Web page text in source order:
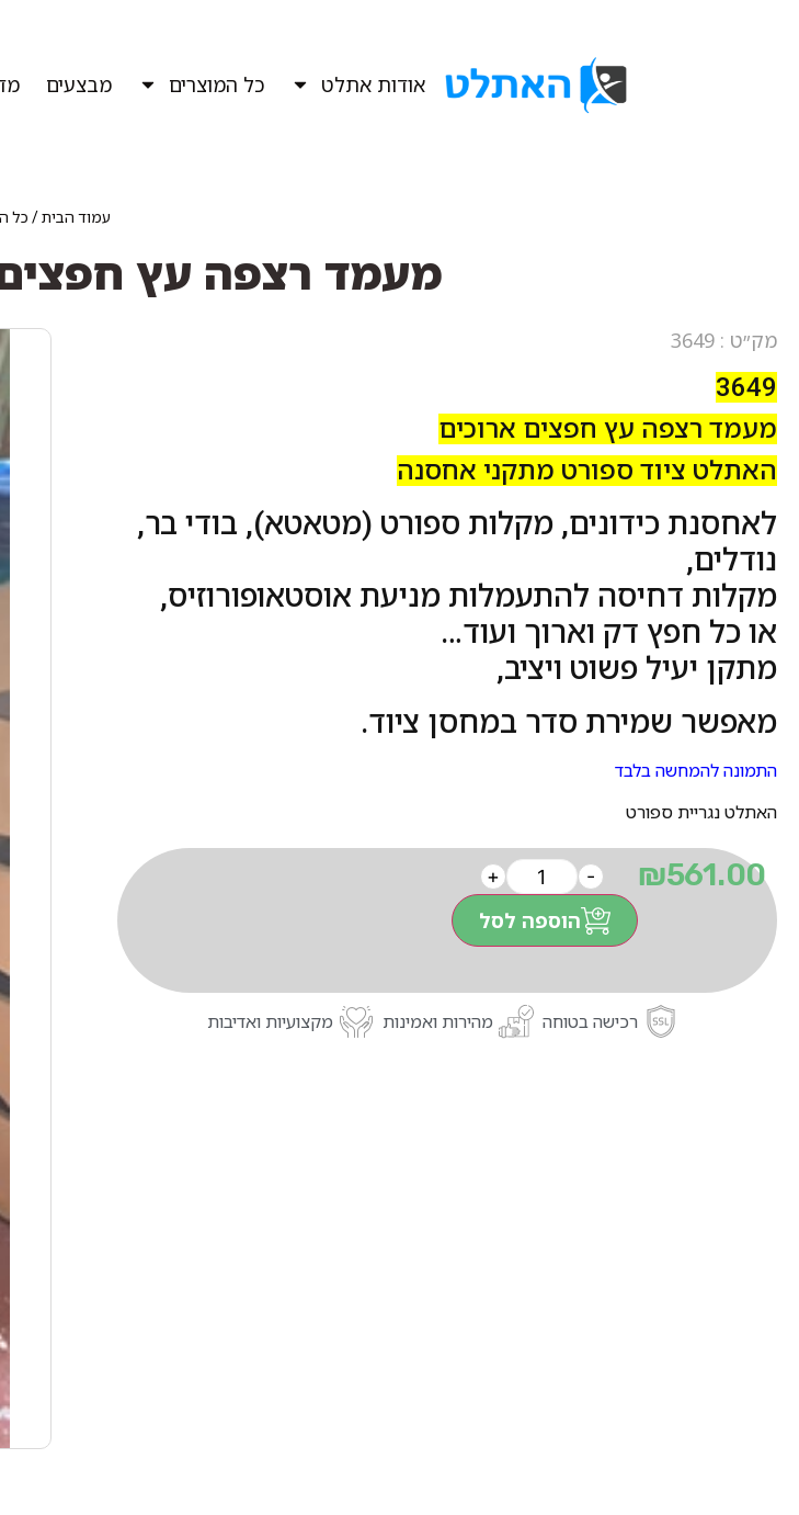
אודות אתלט כל המוצרים מבצעים
עמוד הבית/ כל
מעמד רצפה עץ
מק״ט : 3649
3649
מעמד רצפה עץ חפצים ארוכים
האתלט ציוד ספורט מתקני אחסנה
לאחסנת כידונים, מקלות ספורט (מטאטא), בודי בר,
נודלים,
מקלות דחיסה להתעמלות מניעת אוסטאופורוזיס,
או כל חפץ דק וארוך ועוד…
מתקן יעיל פשוט ויציב,
מאפשר שמירת סדר במחסן ציוד.
התמונה להמחשה בלבד
האתלט נגריית ספורט
₪561.00
-
+
הוספה לסל
רכישה בטוחה מהירות ואמינות מקצועיות ואדיבות